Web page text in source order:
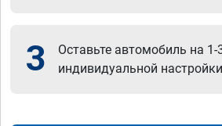
3
Оставьте автомобиль на 1-
индивидуальной